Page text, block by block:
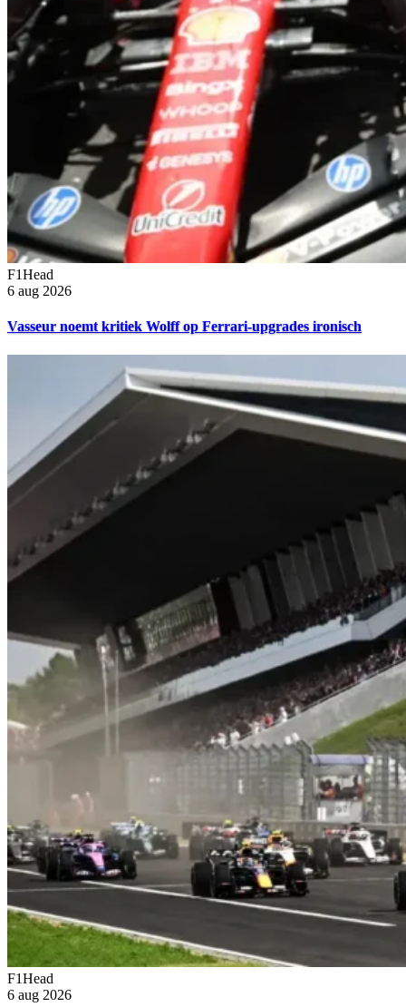
F1Head
6 aug 2026
Vasseur noemt kritiek Wolff op Ferrari-upgrades ironisch
F1Head
6 aug 2026